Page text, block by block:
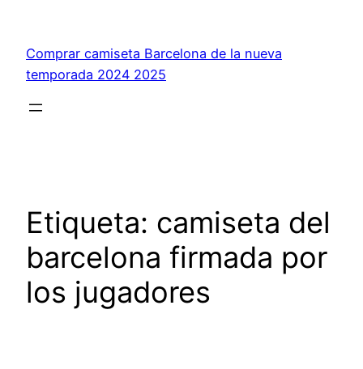
contenido
Comprar camiseta Barcelona de la nueva
temporada 2024 2025
Etiqueta: camiseta del
barcelona firmada por
los jugadores